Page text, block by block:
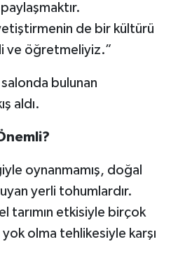
de bir kültürü
ve öğretmeliyiz.”
bulunan
aldı.
oynanmamış, doğal
yerli tohumlardır.
tarımın etkisiyle birçok
olma tehlikesiyle karşı